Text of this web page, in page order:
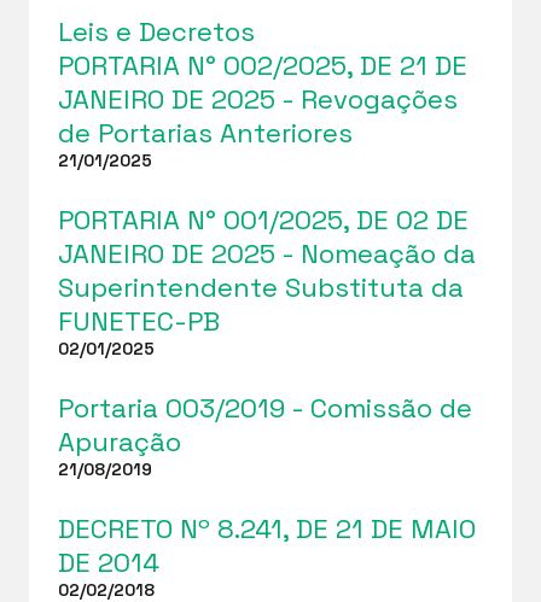
Leis e Decretos
PORTARIA N° 002/2025, DE 21 DE
JANEIRO DE 2025 - Revogações
de Portarias Anteriores
21/01/2025
PORTARIA N° 001/2025, DE 02 DE
JANEIRO DE 2025 - Nomeação da
Superintendente Substituta da
FUNETEC-PB
02/01/2025
Portaria 003/2019 - Comissão de
Apuração
21/08/2019
DECRETO Nº 8.241, DE 21 DE MAIO
DE 2014
02/02/2018